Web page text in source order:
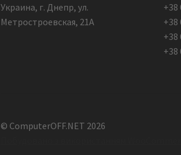
Украина, г. Днепр, ул.
Метростроевская, 21А
+38
+38
+38
+38
© ComputerOFF.NET 2026